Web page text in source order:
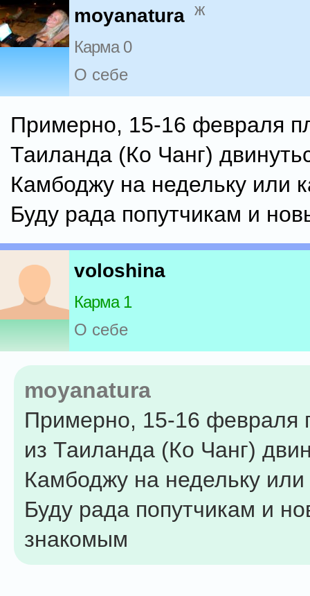
moyanatura ж
Карма 0
О себе
Примерно, 15-16 февраля
Таиланда (Ко Чанг)
Камбоджу на недельку или
Буду рада попутчикам и
voloshina
Карма 1
О себе
moyanatura
Примерно, 15-16 февраля
из Таиланда (Ко Чанг)
Камбоджу на недельку или
Буду рада попутчикам и
знакомым